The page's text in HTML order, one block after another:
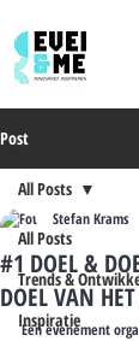
Post
All Posts
Trends &
Inspiratie
All Posts
#1 DOEL &
DOEL VAN
Stefan Krams
Een evenement